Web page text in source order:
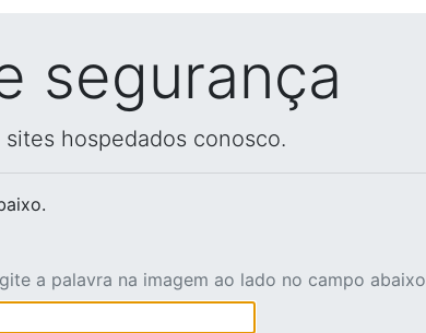
segurança
hospedados conosco.
a palavra na imagem ao lado no campo abaixo